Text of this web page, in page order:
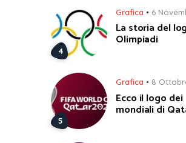
Grafica 6
La storia del
Olimpiadi
Grafica 8
Ecco il logo dei
mondiali di